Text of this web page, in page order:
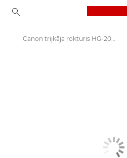
Canon trijkāja rokturis HG-200TBR